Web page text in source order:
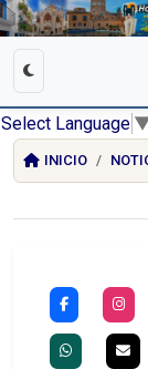
Select Language
INICIO